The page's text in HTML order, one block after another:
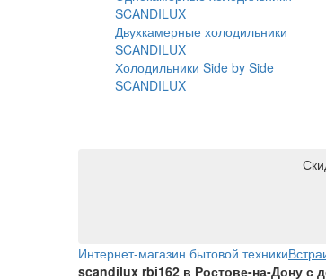
SCANDILUX
Двухкамерные холодильники
SCANDILUX
Холодильники Side by Side
SCANDILUX
Интернет-магазин бытовой техники
scandilux rbi162 в Ростове-на-Дону с